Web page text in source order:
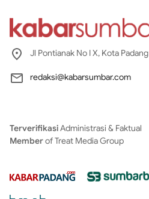
Jl Pontianak No I X, Kota Padang
redaksi@kabarsumbar.com
TerverifikasiAdministrasi & Faktual
Memberof Treat Media Group